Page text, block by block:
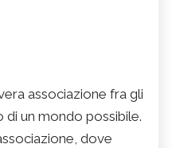
associazione fra gli
di un mondo possibile.
dove